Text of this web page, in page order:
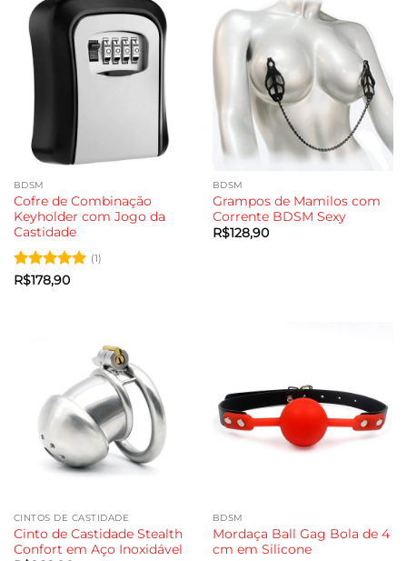
BDSM
Cofre de Combinação
Keyholder com Jogo da
Castidade
Avaliação
(1)
R$178,90
BDSM
Grampos de Mamilos com
Corrente BDSM Sexy
R$128,90
CINTOS DE CASTIDADE
Cinto de Castidade Stealth
Confort em Aço Inoxidável
BDSM
Mordaça Ball Gag Bola de 4
cm em Silicone